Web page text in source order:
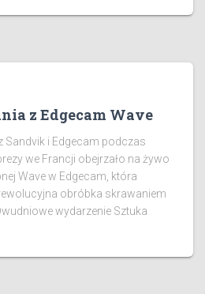
z Edgecam Wave
Sandvik i Edgecam podczas
we Francji obejrzało na żywo
Wave w Edgecam, która
obróbka skrawaniem
wydarzenie Sztuka